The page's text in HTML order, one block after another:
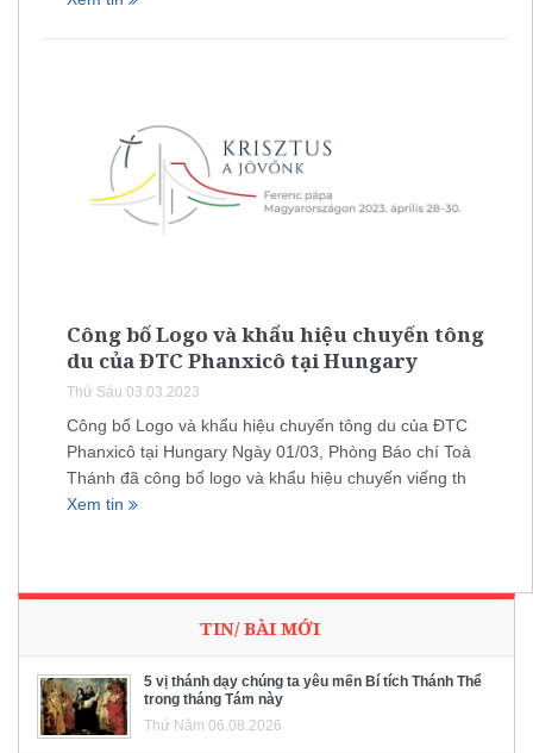
Công bố Logo và khẩu hiệu chuyến tông
du của ĐTC Phanxicô tại Hungary
Thứ Sáu 03.03.2023
Công bố Logo và khẩu hiệu chuyến tông du của ĐTC
Phanxicô tại Hungary Ngày 01/03, Phòng Báo chí Toà
Thánh đã công bố logo và khẩu hiệu chuyến viếng th
Xem tin
TIN/ BÀI MỚI
5 vị thánh dạy chúng ta yêu mến Bí tích Thánh Thể
trong tháng Tám này
Thứ Năm 06.08.2026